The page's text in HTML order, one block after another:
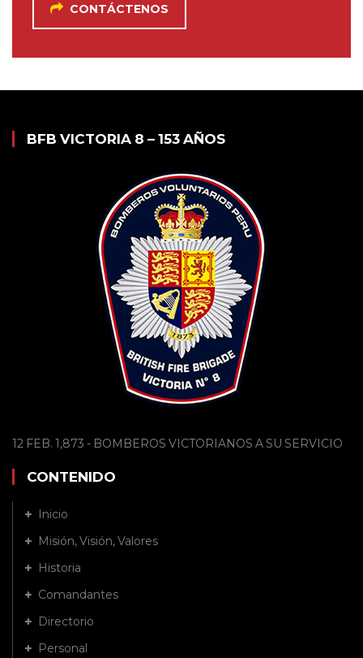
CONTÁCTENOS
BFB VICTORIA 8 – 153 AÑOS
12 FEB. 1,873 - BOMBEROS VICTORIANOS A SU SERVICIO
CONTENIDO
Inicio
Misión, Visión, Valores
Historia
Comandantes
Directorio
Personal